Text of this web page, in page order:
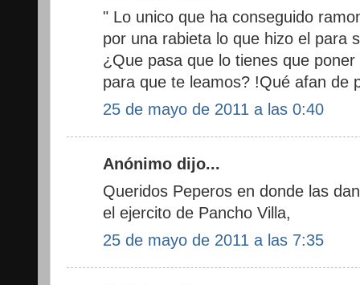
" Lo unico que ha conseguido
por una rabieta lo que hizo el para
¿Que pasa que lo tienes que
para que te leamos? !Qué afan de
25 de mayo de 2011 a las 0:40
Anónimo dijo...
Queridos Peperos en donde las
el ejercito de Pancho Villa,
25 de mayo de 2011 a las 7:35